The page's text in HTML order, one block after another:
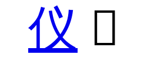
仪 